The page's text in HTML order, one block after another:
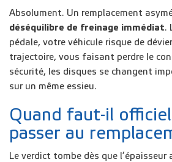
Absolument. Un remplacement
déséquilibre de freinage immédiat.
pédale, votre véhicule risque de
trajectoire, vous faisant perdre le
sécurité, les disques se changent
sur un même essieu.
Quand faut-il
passer au
Le verdict tombe dès que